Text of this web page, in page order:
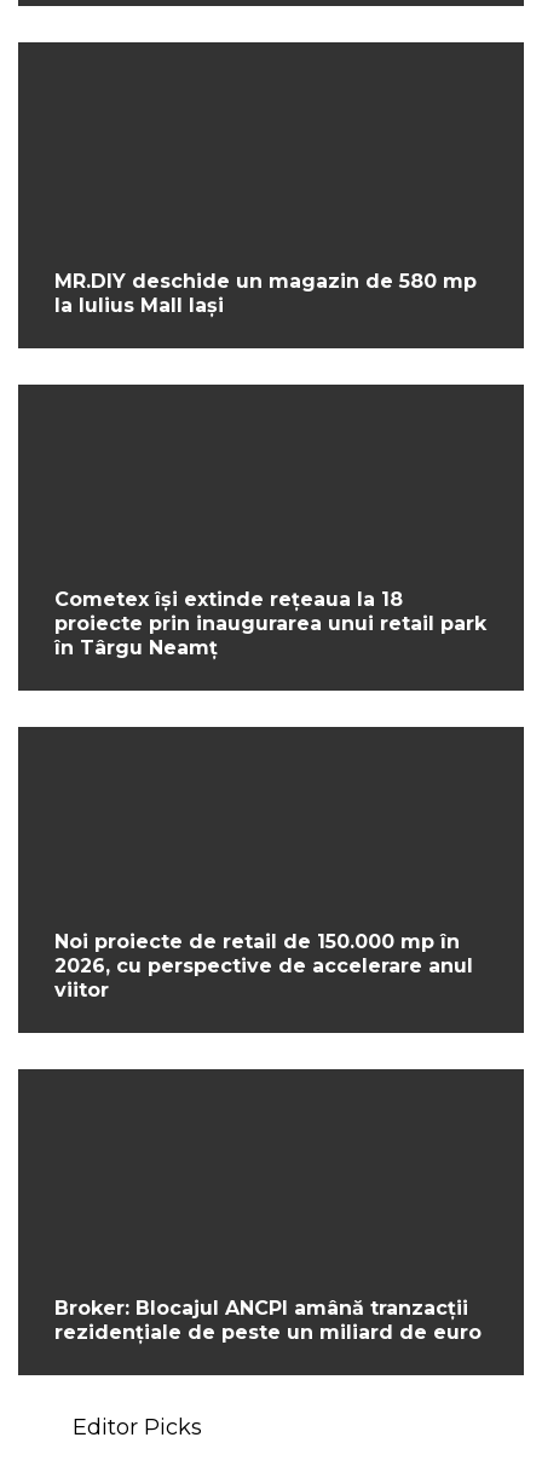
MR.DIY deschide un magazin de 580 mp
la Iulius Mall Iași
Cometex își extinde rețeaua la 18
proiecte prin inaugurarea unui retail park
în Târgu Neamț
Noi proiecte de retail de 150.000 mp în
2026, cu perspective de accelerare anul
viitor
Broker: Blocajul ANCPI amână tranzacții
rezidențiale de peste un miliard de euro
Editor Picks